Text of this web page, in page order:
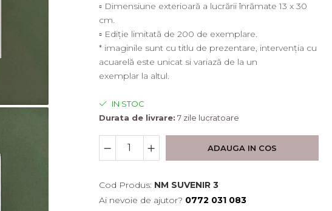
▫ Dimensiune exterioară a lucrării înrămate 13 x 30
cm.
▫ Ediție limitată de 200 de exemplare.
* imaginile sunt cu titlu de prezentare, intervenția cu
acuarelă este unicat si variază de la un
exemplar la altul.
IN STOC
Durata de livrare: 7 zile lucratoare
ADAUGA IN COS
Cod Produs: NM SUVENIR 3
Ai nevoie de ajutor? 0772 031 083